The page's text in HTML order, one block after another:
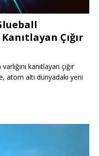
Kanıtlayan Çığır
kanıtlayan çığır
atom altı dünyadaki yeni